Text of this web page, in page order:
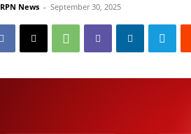
RPN News - September 30, 2025